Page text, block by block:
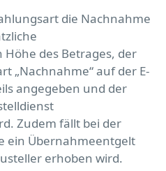
die Nachnahme
des Betrages, der
„Nachnahme“ auf der E-
angegeben und der
Zudem fällt bei der
ein Übernahmeentgelt
erhoben wird.